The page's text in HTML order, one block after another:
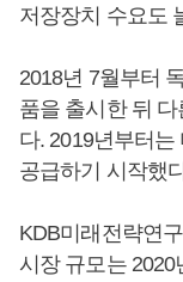
저장장치 수요도
2018년 7월부터
품을 출시한 뒤
다. 2019년부터
공급하기 시작했
KDB미래전략연
시장 규모는 2020